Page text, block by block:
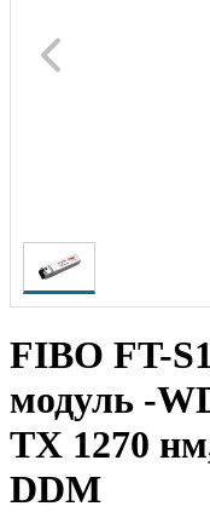
FIBO FT-
модуль -
TX 1270
DDM